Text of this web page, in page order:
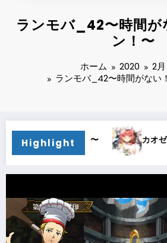
ランモバ_42〜時間が
ン！〜
ホーム 2020 2月
ランモバ_42〜時間がない
Highlight
カオゼロ_03〜時間泥棒〜